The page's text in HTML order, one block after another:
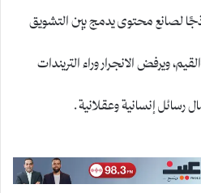
لصانع محتوى يدمج بين التشويق
ويرفض الانجرار وراء التريندات
إنسانية وعقلانية.